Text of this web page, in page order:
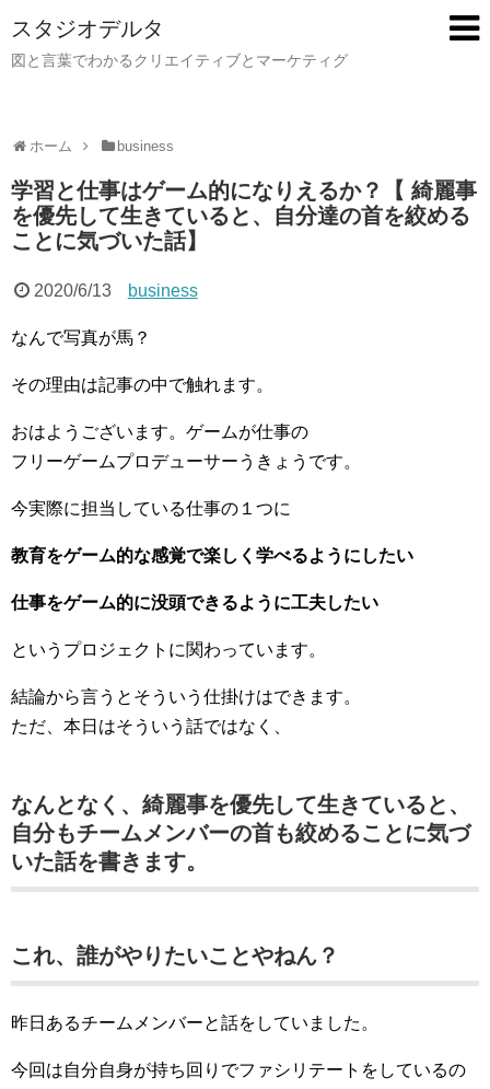
スタジオデルタ
図と言葉でわかるクリエイティブとマーケティグ
ホーム business
学習と仕事はゲーム的になりえるか？【 綺麗事
を優先して生きていると、自分達の首を絞める
ことに気づいた話】
2020/6/13 business
なんで写真が馬？
その理由は記事の中で触れます。
おはようございます。ゲームが仕事の
フリーゲームプロデューサーうきょうです。
今実際に担当している仕事の１つに
教育をゲーム的な感覚で楽しく学べるようにしたい
仕事をゲーム的に没頭できるように工夫したい
というプロジェクトに関わっています。
結論から言うとそういう仕掛けはできます。
ただ、本日はそういう話ではなく、
なんとなく、綺麗事を優先して生きていると、
自分もチームメンバーの首も絞めることに気づ
いた話を書きます。
これ、誰がやりたいことやねん？
昨日あるチームメンバーと話をしていました。
今回は自分自身が持ち回りでファシリテートをしているの